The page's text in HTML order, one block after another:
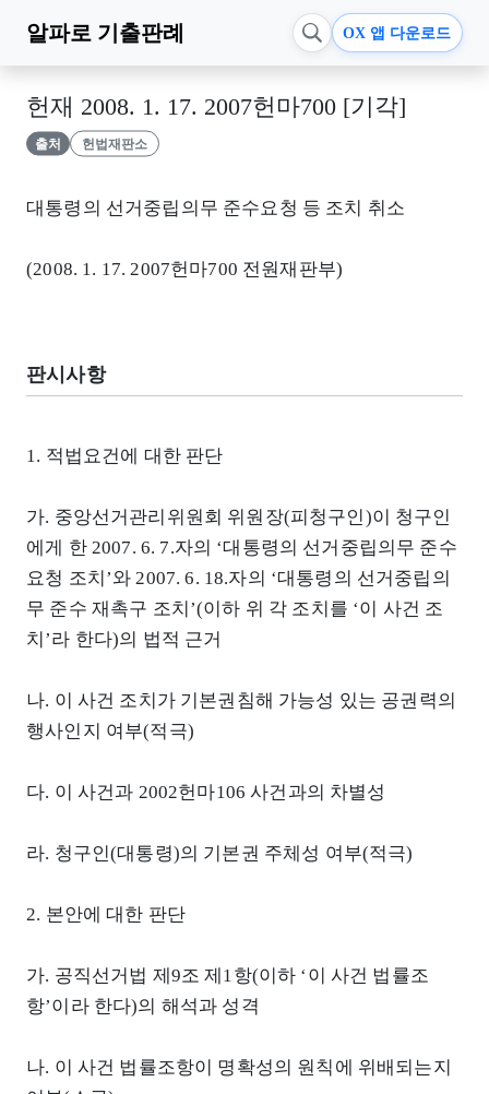
알파로 기출판례 OX 앱 다운로드
헌재 2008. 1. 17. 2007헌마700 [기각]
출처 헌법재판소
대통령의 선거중립의무 준수요청 등 조치 취소
(2008. 1. 17. 2007헌마700 전원재판부)
판시사항
1. 적법요건에 대한 판단
가. 중앙선거관리위원회 위원장(피청구인)이 청구인
에게 한 2007. 6. 7.자의 ‘대통령의 선거중립의무 준수
요청 조치’와 2007. 6. 18.자의 ‘대통령의 선거중립의
무 준수 재촉구 조치’(이하 위 각 조치를 ‘이 사건 조
치’라 한다)의 법적 근거
나. 이 사건 조치가 기본권침해 가능성 있는 공권력의
행사인지 여부(적극)
다. 이 사건과 2002헌마106 사건과의 차별성
라. 청구인(대통령)의 기본권 주체성 여부(적극)
2. 본안에 대한 판단
가. 공직선거법 제9조 제1항(이하 ‘이 사건 법률조
항’이라 한다)의 해석과 성격
나. 이 사건 법률조항이 명확성의 원칙에 위배되는지